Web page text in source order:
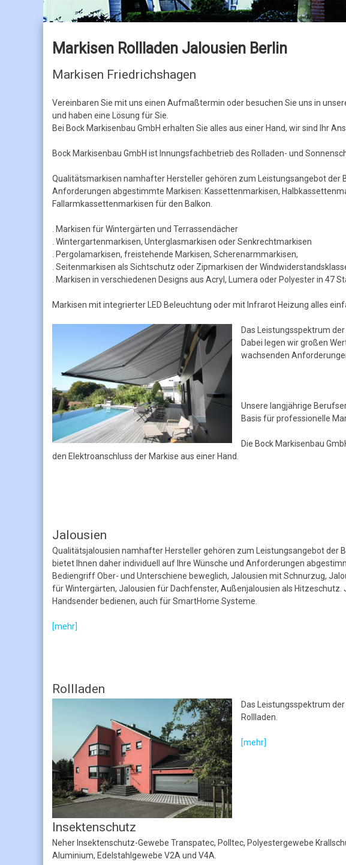
Jalousien
Holzjalousien
Markisen Rollladen Jalousien Berlin
Markisen Friedrichshagen
Vereinbaren Sie mit uns einen Aufmaßtermin oder besuchen Sie uns in
und haben eine Lösung für Sie.
Bei Bock Markisenbau GmbH erhalten Sie alles aus einer Hand, wir sind Ihr
Bock Markisenbau GmbH ist Innungsfachbetrieb des Rolladen- und
Qualitätsmarkisen namhafter Hersteller gehören zum Leistungsangebot der
Anforderungen abgestimmte Markisen: Kassettenmarkisen,
Fallarmkassettenmarkisen für den Balkon.
. Markisen für Wintergärten und Terrassendächer
. Wintergartenmarkisen, Unterglasmarkisen oder Senkrechtmarkisen
. Pergolamarkisen, freistehende Markisen, Scherenarmmarkisen,
. Seitenmarkisen als Sichtschutz oder Zipmarkisen der
. Markisen in verschiedenen Designs aus Acryl, Lumera oder Polyester in 47
Markisen mit integrierter LED Beleuchtung oder mit Infrarot Heizung alles
Das Leistungsspektrum
Dabei legen wir großen
wachsenden
Unsere langjährige
Basis für professionelle
Die Bock Markisenbau
den Elektroanschluss der Markise aus einer Hand.
Jalousien
Qualitätsjalousien namhafter Hersteller gehören zum Leistungsangebot der
bietet Ihnen daher individuell auf Ihre Wünsche und Anforderungen
Bediengriff Ober- und Unterschiene beweglich, Jalousien mit Schnurzug,
für Wintergärten, Jalousien für Dachfenster, Außenjalousien als
Handsender bedienen, auch für SmartHome Systeme.
[mehr]
Rollladen
Das Leistungsspektrum
Rollladen.
[mehr]
Insektenschutz
Neher Insektenschutz-Gewebe Transpatec, Polltec, Polyestergewebe
Aluminium, Edelstahlgewebe V2A und V4A.